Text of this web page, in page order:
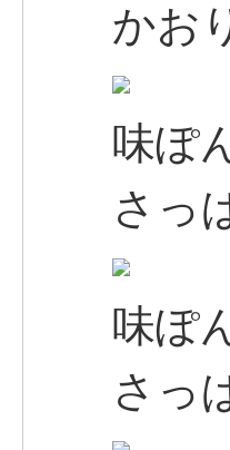
かお
味ぽ
さっ
味ぽ
さっ